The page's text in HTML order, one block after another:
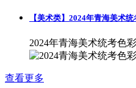
【美术类】2024年青海美术
2024年青海美术统考色
查看更多